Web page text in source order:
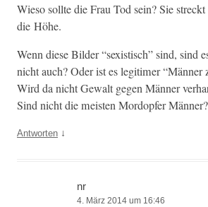
Wieso sollte die Frau Tod sein? Sie
die Höhe.
Wenn diese Bilder “sex­is­tisch” sind, sind
nicht auch? Oder ist es legit­imer “Män­ner
Wird da nicht Gewalt gegen Män­ner
Sind nicht die meis­ten Mor­dopfer Männer?
Antworten ↓
nr
4. März 2014 um 16:46